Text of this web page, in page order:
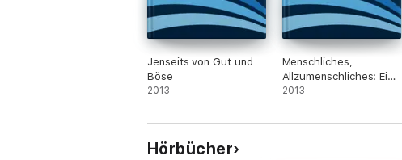
Jenseits von Gut und
Böse
2013
Menschliches,
Allzumenschliches: Ein
Buch für freie Geister
2013
Hörbücher